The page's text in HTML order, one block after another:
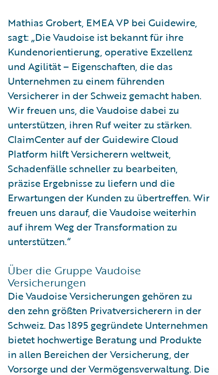
Mathias Grobert, EMEA VP bei Guidewire,
sagt: „Die Vaudoise ist bekannt für ihre
Kundenorientierung, operative Exzellenz
und Agilität – Eigenschaften, die das
Unternehmen zu einem führenden
Versicherer in der Schweiz gemacht haben.
Wir freuen uns, die Vaudoise dabei zu
unterstützen, ihren Ruf weiter zu stärken.
ClaimCenter auf der Guidewire Cloud
Platform hilft Versicherern weltweit,
Schadenfälle schneller zu bearbeiten,
präzise Ergebnisse zu liefern und die
Erwartungen der Kunden zu übertreffen. Wir
freuen uns darauf, die Vaudoise weiterhin
auf ihrem Weg der Transformation zu
unterstützen.“
Über die Gruppe Vaudoise
Versicherungen
Die Vaudoise Versicherungen gehören zu
den zehn größten Privatversicherern in der
Schweiz. Das 1895 gegründete Unternehmen
bietet hochwertige Beratung und Produkte
in allen Bereichen der Versicherung, der
Vorsorge und der Vermögensverwaltung. Die